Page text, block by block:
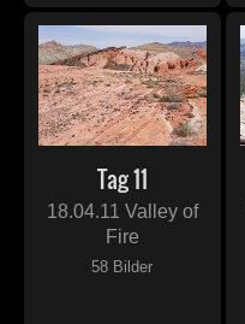
Tag 11
18.04.11 Valley of
Fire
58 Bilder